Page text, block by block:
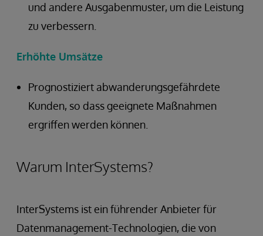
und andere Ausgabenmuster, um die Leistung
zu verbessern.
Erhöhte Umsätze
Prognostiziert abwanderungsgefährdete
Kunden, so dass geeignete Maßnahmen
ergriffen werden können.
Warum InterSystems?
InterSystems ist ein führender Anbieter für
Datenmanagement-Technologien, die von